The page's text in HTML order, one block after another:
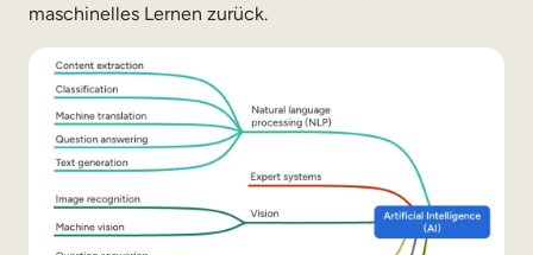
maschinelles Lernen zurück.